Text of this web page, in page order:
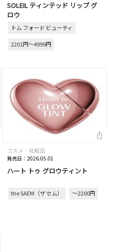
SOLEIL ティンテッド リップ グ
ロウ
トム フォード ビューティ
2201円～4999円
コスメ・化粧品
発売日：2026.05.01
ハート トゥ グロウティント
the SAEM（ザ セム） ～2200円